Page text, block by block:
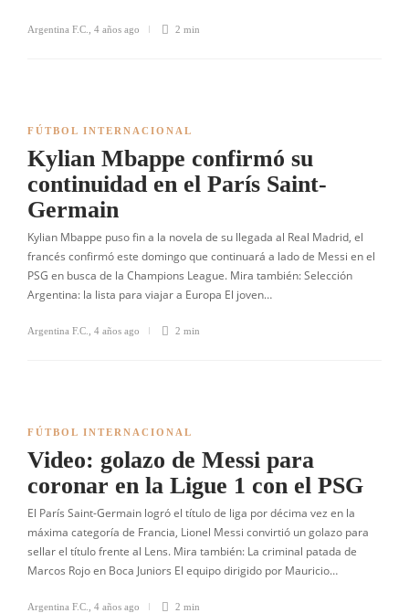
Argentina F.C. 4 años ago 2 min
FÚTBOL INTERNACIONAL
Kylian Mbappe confirmó su
continuidad en el París Saint-
Germain
Kylian Mbappe puso fin a la novela de su llegada al Real Madrid, el
francés confirmó este domingo que continuará a lado de Messi en el
PSG en busca de la Champions League. Mira también: Selección
Argentina: la lista para viajar a Europa El joven…
Argentina F.C. 4 años ago 2 min
FÚTBOL INTERNACIONAL
Video: golazo de Messi para
coronar en la Ligue 1 con el PSG
El París Saint-Germain logró el título de liga por décima vez en la
máxima categoría de Francia, Lionel Messi convirtió un golazo para
sellar el título frente al Lens. Mira también: La criminal patada de
Marcos Rojo en Boca Juniors El equipo dirigido por Mauricio…
Argentina F.C. 4 años ago 2 min